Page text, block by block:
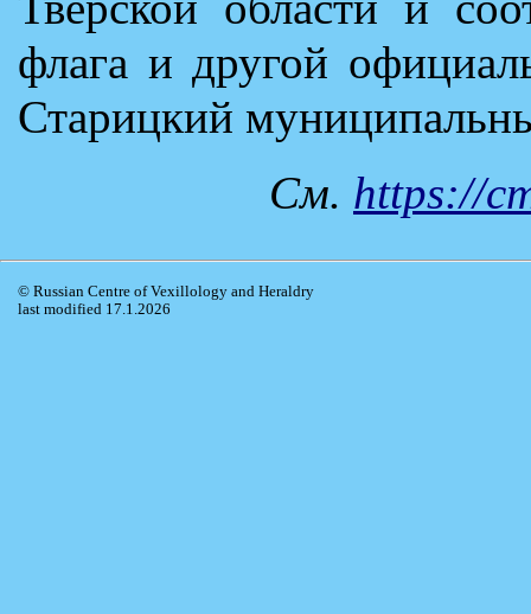
флага и другой
Старицкий
См. https://
© Russian Centre of Vexillology and Heraldry
last modified 17.1.2026